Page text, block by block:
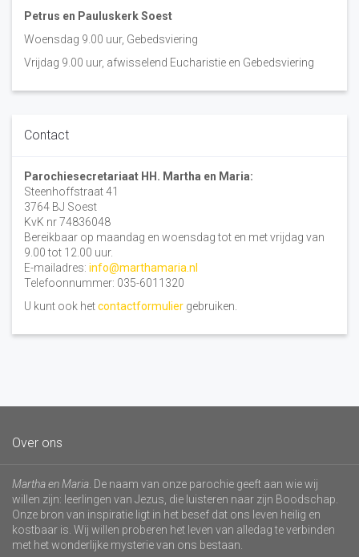
Petrus en Pauluskerk Soest
Woensdag 9.00 uur, Gebedsviering
Vrijdag 9.00 uur, afwisselend Eucharistie en Gebedsviering
Contact
Parochiesecretariaat HH. Martha en Maria:
Steenhoffstraat 41
3764 BJ Soest
KvK nr 74836048
Bereikbaar op maandag en woensdag tot en met vrijdag van
9.00 tot 12.00 uur.
E-mailadres: info@marthamaria.nl
Telefoonnummer: 035-6011320
U kunt ook hetcontactformulier gebruiken.
Over ons
Martha en Maria . De naam van onze parochie geeft aan wie wij
willen zijn: leerlingen van Jezus, die luisteren naar zijn Boodschap.
Onze bron van inspiratie ligt in het besef dat ons leven heilig en
kostbaar is. Wij willen proberen het leven van alledag te verbinden
met het wonderlijke mysterie van ons bestaan.